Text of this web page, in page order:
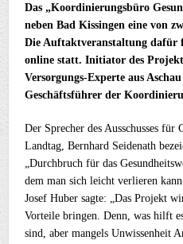
Das „Koordinierungsbüro
neben Bad Kissingen eine von
Die Auftaktveranstaltung dafür
online statt. Initiator des
Versorgungs-Experte aus
Geschäftsführer der
Der Sprecher des Ausschusses für
Landtag, Bernhard Seidenath
„Durchbruch für das
dem man sich leicht verlieren
Josef Huber sagte: „Das Projekt
Vorteile bringen. Denn, was hilft
sind, aber mangels Unwissenheit